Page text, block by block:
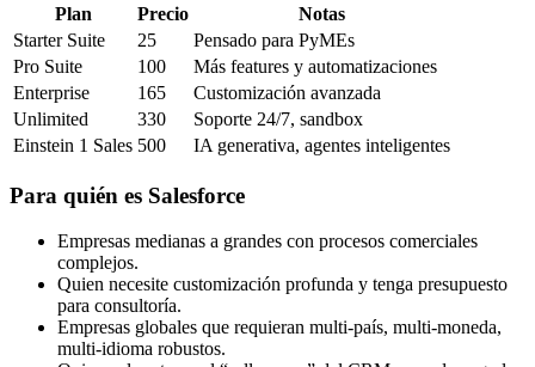
Plan Precio
Notas
Starter Suite
25
Pensado para PyMEs
Pro Suite
100
Más features y automatizaciones
Enterprise
165
Customización avanzada
Unlimited
330
Soporte 24/7, sandbox
Einstein 1 Sales 500 IA generativa, agentes inteligentes
Para quién es Salesforce
Empresas medianas a grandes con procesos comerciales
complejos.
Quien necesite customización profunda y tenga presupuesto
para consultoría.
Empresas globales que requieran multi-país, multi-moneda,
multi-idioma robustos.